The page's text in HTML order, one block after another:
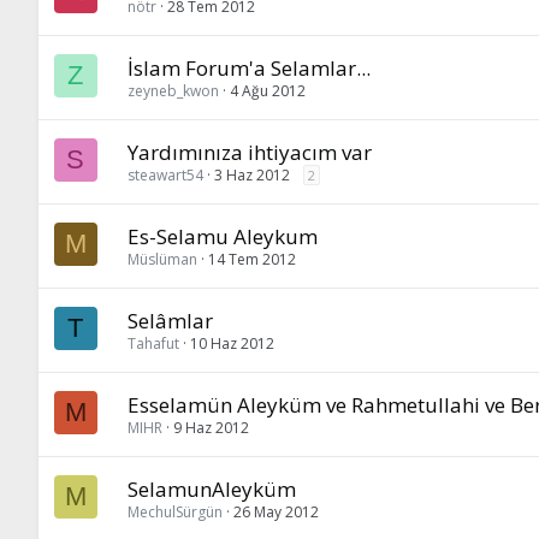
nötr 28 Tem 2012
Z İslam Forum'a Selamlar...
zeyneb_kwon 4 Ağu 2012
S Yardımınıza ihtiyacım var
steawart54 3 Haz 2012 2
M Es-Selamu Aleykum
Müslüman 14 Tem 2012
T Selâmlar
Tahafut 10 Haz 2012
M Esselamün Aleyküm ve Rahmetullahi ve
MIHR 9 Haz 2012
M SelamunAleyküm
MechulSürgün 26 May 2012